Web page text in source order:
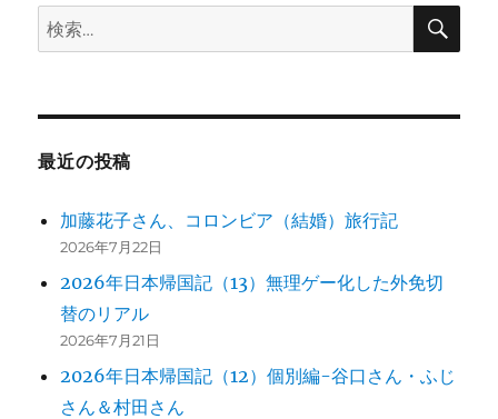
ョ
検
索:
検
最近の投稿
加藤花子さん、コロンビア（結婚）旅行記
2026年7月22日
2026年日本帰国記（13）無理ゲー化した外免切
替のリアル
2026年7月21日
2026年日本帰国記（12）個別編-谷口さん・ふじ
さん＆村田さん